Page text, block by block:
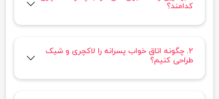
کدامند؟
۲. چگونه اتاق خواب پسرانه را لاکچری و شیک
طراحی کنیم؟